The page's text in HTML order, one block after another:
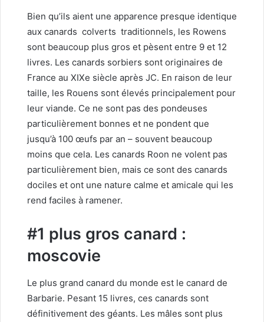
Bien qu’ils aient une apparence presque identique
aux canards colverts traditionnels, les Rowens
sont beaucoup plus gros et pèsent entre 9 et 12
livres. Les canards sorbiers sont originaires de
France au XIXe siècle après JC. En raison de leur
taille, les Rouens sont élevés principalement pour
leur viande. Ce ne sont pas des pondeuses
particulièrement bonnes et ne pondent que
jusqu’à 100 œufs par an – souvent beaucoup
moins que cela. Les canards Roon ne volent pas
particulièrement bien, mais ce sont des canards
dociles et ont une nature calme et amicale qui les
rend faciles à ramener.
#1 plus gros canard :
moscovie
Le plus grand canard du monde est le canard de
Barbarie. Pesant 15 livres, ces canards sont
définitivement des géants. Les mâles sont plus